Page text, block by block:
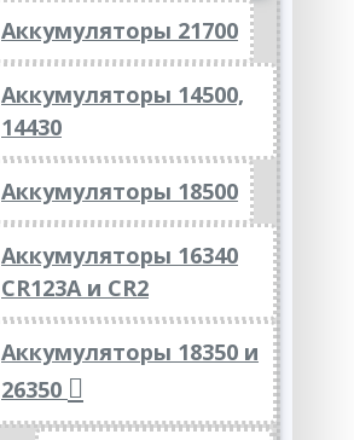
Аккумуляторы 21700
Аккумуляторы 14500,
14430
Аккумуляторы 18500
Аккумуляторы 16340
CR123A и CR2
Аккумуляторы 18350 и
26350